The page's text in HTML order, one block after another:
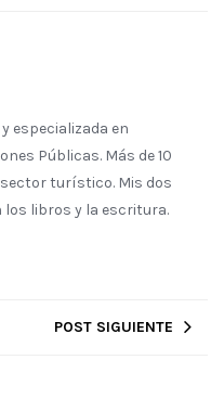
especializada en
Públicas. Más de 10
turístico. Mis dos
los libros y la escritura.
POST SIGUIENTE